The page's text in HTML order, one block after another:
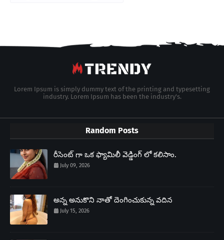
Lorem Ipsum is simply dummy text of the printing and typesetting
industry. Lorem Ipsum has been the industry's.
Random Posts
రీసెంట్ గా ఒక ఫ్యామిలీ వెడ్డింగ్ లో కలిసాం.
July 09, 2026
అన్న అనుకొని నాతో దెంగించుకున్న వదిన
July 15, 2026